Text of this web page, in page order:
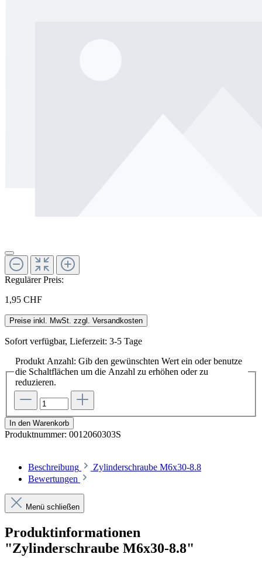
Regulärer Preis:
1,95 CHF
Preise inkl. MwSt. zzgl. Versandkosten
Sofort verfügbar, Lieferzeit: 3-5 Tage
Produkt Anzahl: Gib den gewünschten Wert ein oder benutze
die Schaltflächen um die Anzahl zu erhöhen oder zu
reduzieren.
In den Warenkorb
Produktnummer: 0012060303S
Beschreibung
Zylinderschraube M6x30-8.8
Bewertungen
Menü schließen
Produktinformationen
"Zylinderschraube M6x30-8.8"